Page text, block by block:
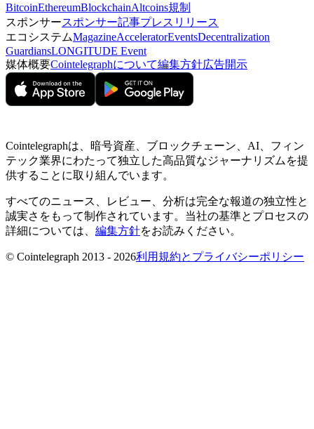
BitcoinEthereumBlockchainAltcoins規制
スポンサースポンサー記事プレスリリース
エコシステムMagazineAcceleratorEventsDecentralization
GuardiansLONGITUDE Event
媒体概要Cointelegraphについて編集方針広告開示
Cointelegraphは、暗号資産、ブロックチェーン、AI、フィン
テック業界にわたって独立した高品質なジャーナリズムを提
供することに取り組んでいます。
すべてのニュース、レビュー、分析は完全な報道の独立性と
誠実さをもって制作されています。当社の基準とプロセスの
詳細については、 編集方針をお読みください。
© Cointelegraph 2013 - 2026利用規約とプライバシーポリシー